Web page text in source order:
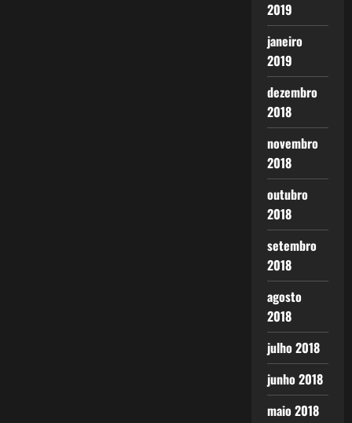
2019
janeiro
2019
dezembro
2018
novembro
2018
outubro
2018
setembro
2018
agosto
2018
julho 2018
junho 2018
maio 2018